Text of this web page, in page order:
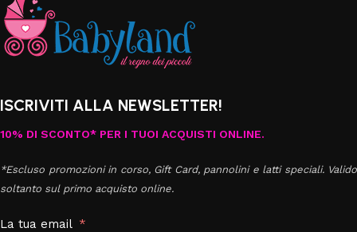
ISCRIVITI ALLA NEWSLETTER!
10% DI SCONTO* PER I TUOI ACQUISTI ONLINE.
*Escluso promozioni in corso, Gift Card, pannolini e latti speciali. Valido
soltanto sul primo acquisto online.
La tua email